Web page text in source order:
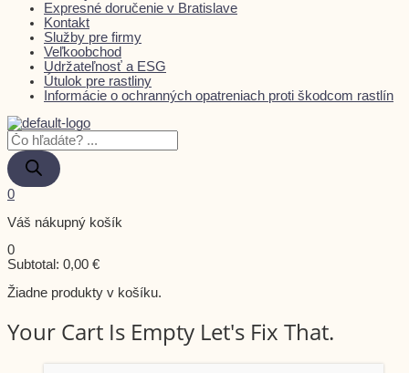
Expresné doručenie v Bratislave
Kontakt
Služby pre firmy
Veľkoobchod
Udržateľnosť a ESG
Útulok pre rastliny
Informácie o ochranných opatreniach proti škodcom rastlín
0
Váš nákupný košík
0
Subtotal: 0,00 €
Žiadne produkty v košíku.
Your Cart Is Empty Let's Fix That.